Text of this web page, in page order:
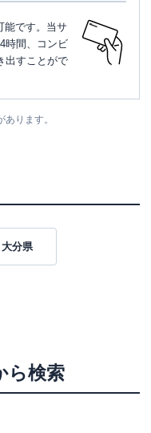
能です。当サ
時間、コンビ
出すことがで
ります。
大分県
ら検索